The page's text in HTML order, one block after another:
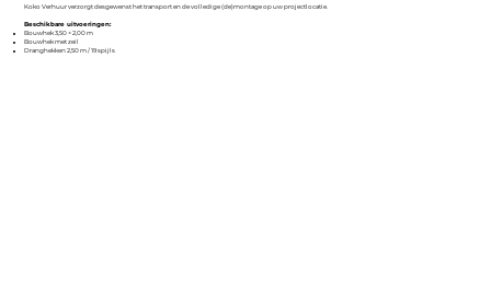
Koko Verhuur verzorgt desgewenst het transport en de volledige (de)montage op uw projectlocatie.
Beschikbare uitvoeringen:
Bouwhek 3,50 × 2,00 m
Bouwhek met zeil
Dranghekken 2,50 m / 19 spijls